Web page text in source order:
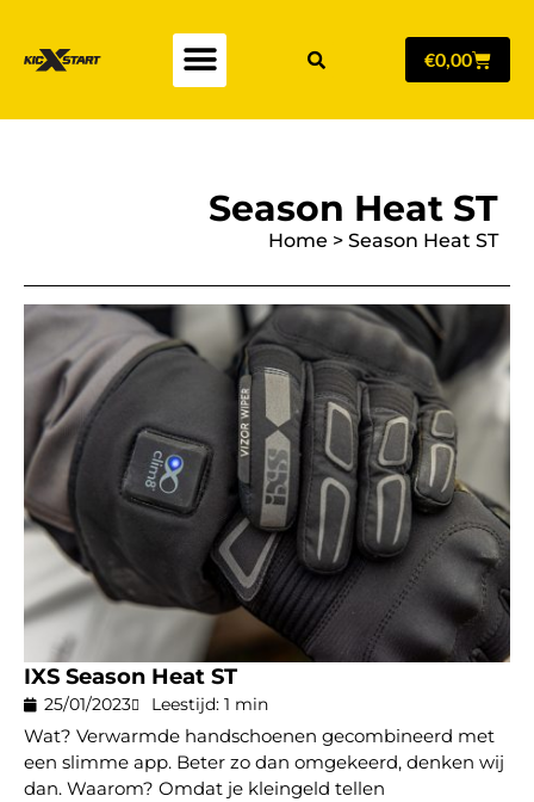
€0,00
Home > Season Heat ST
Season Heat ST
IXS Season Heat ST
25/01/2023 Leestijd: 1 min
Wat? Verwarmde handschoenen gecombineerd met
een slimme app. Beter zo dan omgekeerd, denken wij
dan. Waarom? Omdat je kleingeld tellen